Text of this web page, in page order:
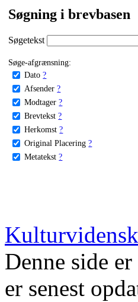
Søgning i brevbasen
Søgetekst
Søge-afgrænsning:
Dato ?
Afsender ?
Modtager ?
Brevtekst ?
Herkomst ?
Original Placering ?
Metatekst ?
Denne side
er senest